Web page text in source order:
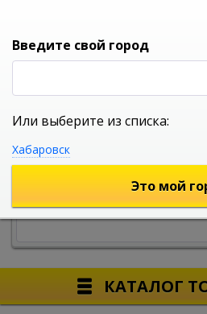
УНИВЕРСАЛЬНЫЙ ИНТЕРНЕТ
КАТАЛОГ
Введите свой город
Или выберите из списка:
Хабаровск
Это мой